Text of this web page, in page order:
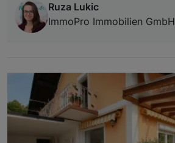
Ruza Lukic
ImmoPro Immobilien GmbH